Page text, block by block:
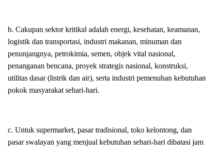
b. Cakupan sektor kritikal adalah energi, kesehatan, keamanan,
logistik dan transportasi, industri makanan, minuman dan
penunjangnya, petrokimia, semen, objek vital nasional,
penanganan bencana, proyek strategis nasional, konstruksi,
utilitas dasar (listrik dan air), serta industri pemenuhan kebutuhan
pokok masyarakat sehari-hari.
c. Untuk supermarket, pasar tradisional, toko kelontong, dan
pasar swalayan yang menjual kebutuhan sehari-hari dibatasi jam